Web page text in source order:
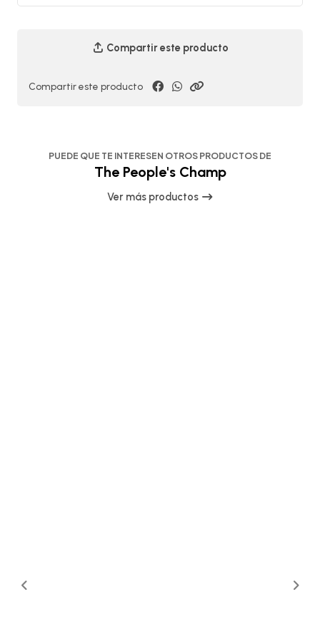
Compartir este producto
Compartir este producto
PUEDE QUE TE INTERESEN OTROS PRODUCTOS DE
The People's Champ
Ver más productos